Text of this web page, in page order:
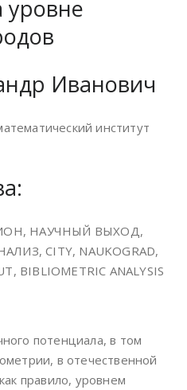
уровне
Иванович
институт
НАУЧНЫЙ ВЫХОД,
CITY, NAUKOGRAD,
BIBLIOMETRIC ANALYSIS
потенциала, в том
в отечественной
правило, уровнем